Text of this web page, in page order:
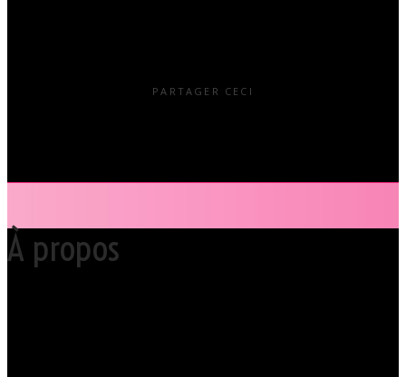
PARTAGER CECI
À propos